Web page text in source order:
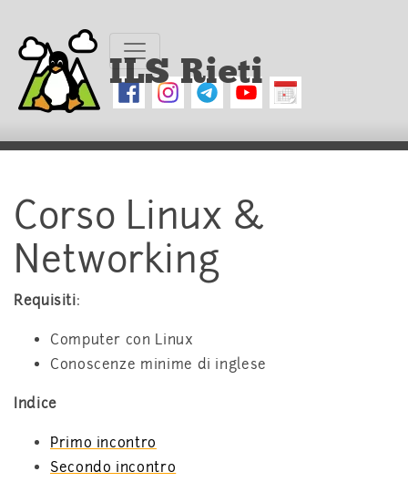
ILS Rieti
Corso Linux &
Networking
Requisiti:
Computer con Linux
Conoscenze minime di inglese
Indice
Primo incontro
Secondo incontro